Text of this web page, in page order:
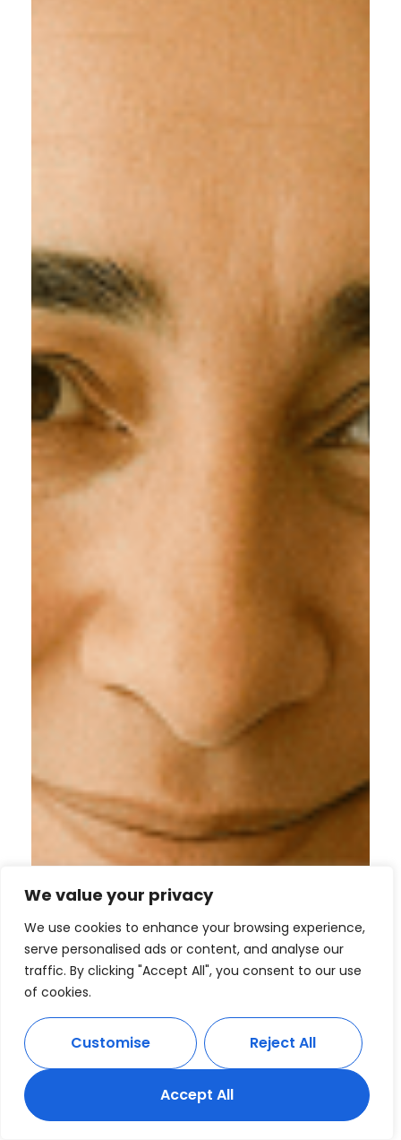
We value your privacy
We use cookies to enhance your browsing experience,
serve personalised ads or content, and analyse our
traffic. By clicking "Accept All", you consent to our use
of cookies.
Customise Reject All
Accept All